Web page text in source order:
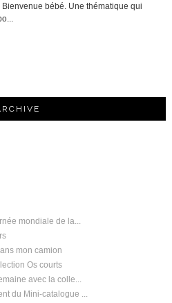
bébé. Une thématique qui
mondiale de la...
mon camion
Os courts
avec la colle...
du Mini-catalogue ...